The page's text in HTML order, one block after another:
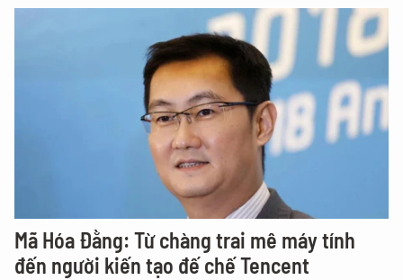
Mã Hóa Đằng: Từ chàng trai mê máy tính
đến người kiến tạo đế chế Tencent